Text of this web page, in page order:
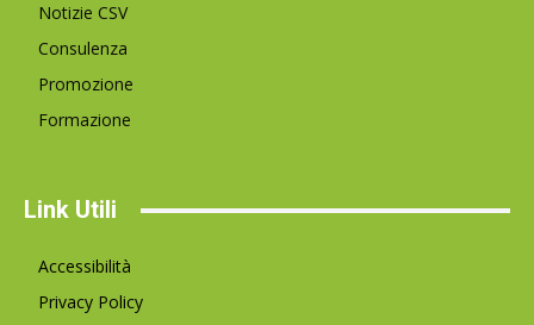
Notizie CSV
Consulenza
Promozione
Formazione
Link Utili
Accessibilità
Privacy Policy